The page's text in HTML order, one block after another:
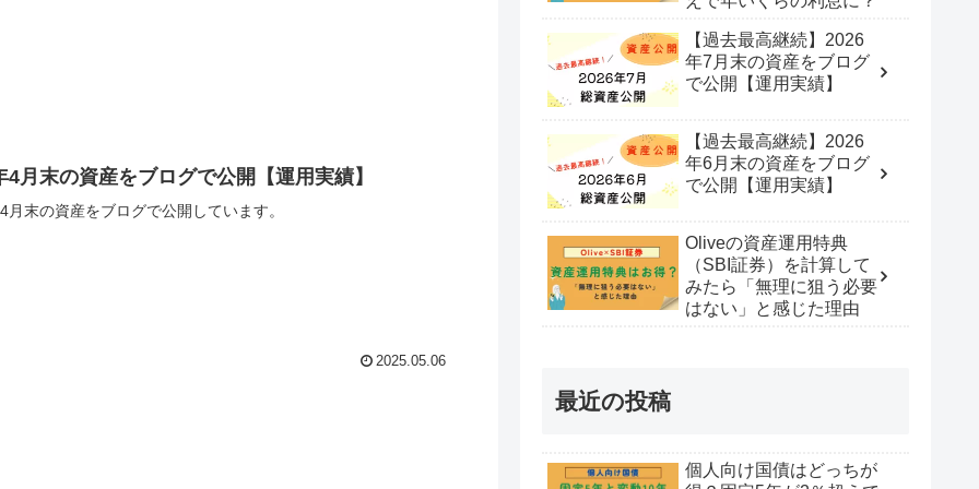
4月末の資産をブログで公開【運用実績】
月末の資産をブログで公開しています。
2025.05.06
【過去最高継続】2026
年7月末の資産をブログ
で公開【運用実績】
【過去最高継続】2026
年6月末の資産をブログ
で公開【運用実績】
Oliveの資産運用特典
（SBI証券）を計算して
みたら「無理に狙う必要
はない」と感じた理由
最近の投稿
個人向け国債はどっちが